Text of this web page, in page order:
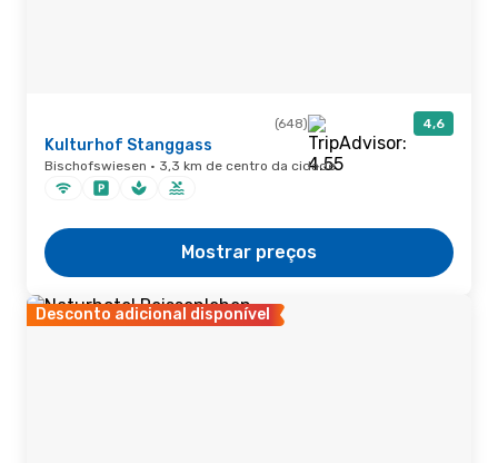
(648) 4,6
Kulturhof Stanggass
Bischofswiesen · 3,3 km de centro da cidade
Mostrar preços
Desconto adicional disponível